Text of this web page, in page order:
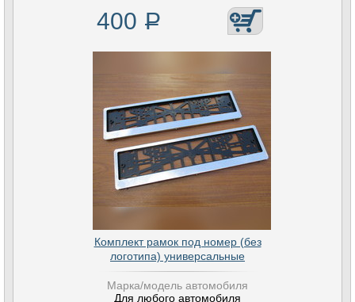
400 Р
Комплект рамок под номер (без
логотипа) универсальные
Марка/модель автомобиля
Для любого автомобиля